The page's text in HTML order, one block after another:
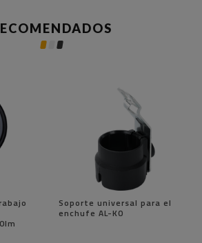
Soporte universal para el
enchufe AL-KO